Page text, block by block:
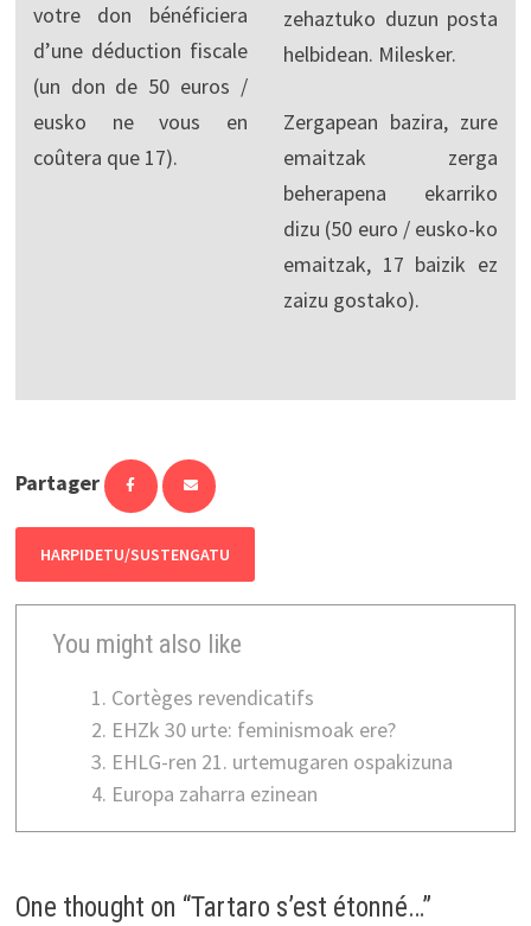
votre don bénéficiera
d’une déduction fiscale
(un don de 50 euros /
eusko ne vous en
coûtera que 17).
zehaztuko duzun posta
helbidean. Milesker.
Zergapean bazira, zure
emaitzak zerga
beherapena ekarriko
dizu (50 euro / eusko-ko
emaitzak, 17 baizik ez
zaizu gostako).
Partager
HARPIDETU/SUSTENGATU
You might also like
Cortèges revendicatifs
EHZk 30 urte: feminismoak ere?
EHLG-ren 21. urtemugaren ospakizuna
Europa zaharra ezinean
One thought on “Tartaro s’est étonné…”